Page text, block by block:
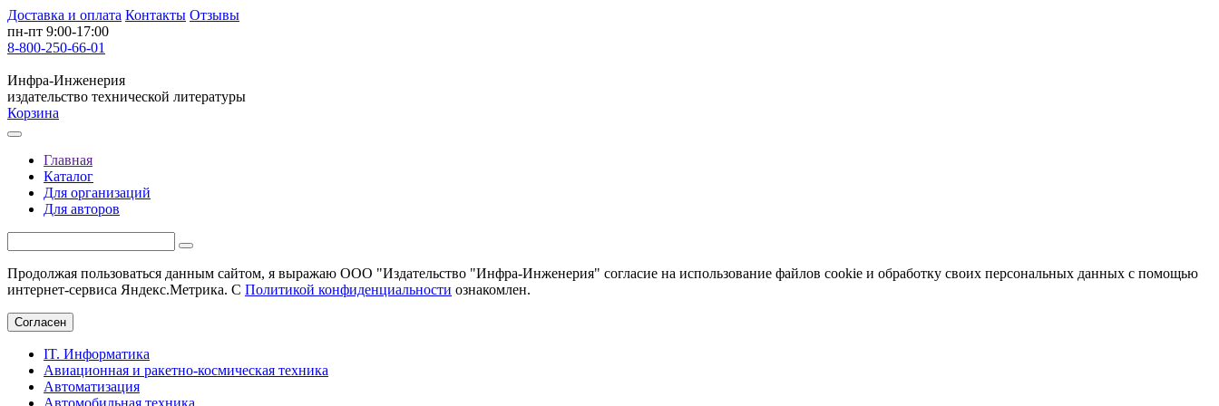
Доставка и оплата Контакты Отзывы
пн-пт 9:00-17:00
8-800-250-66-01
Инфра-Инженерия
издательство технической литературы
Корзина
Главная
Каталог
Для организаций
Для авторов
Продолжая пользоваться данным сайтом, я выражаю ООО "Издательство "Инфра-Инженерия" согласие на использование файлов cookie и обработку своих персональных данных с помощью
интернет-сервиса Яндекс.Метрика. С Политикой конфиденциальности ознакомлен.
Согласен
IT. Информатика
Авиационная и ракетно-космическая техника
Автоматизация
Автомобильная техника